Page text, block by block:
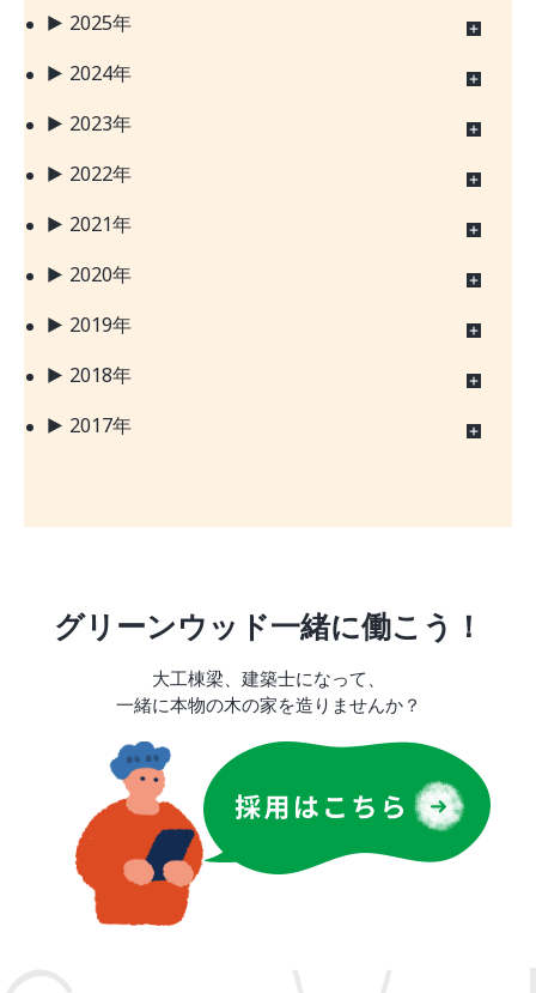
2025年
2024年
2023年
2022年
2021年
2020年
2019年
2018年
2017年
グリーンウッド一緒に働こう！
大工棟梁、建築士になって、
一緒に本物の木の家を造りませんか？